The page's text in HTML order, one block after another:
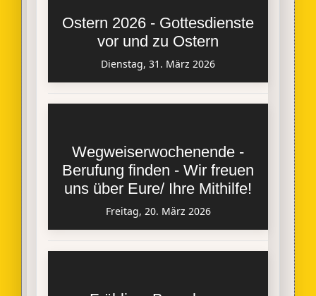
Ostern 2026 - Gottesdienste
vor und zu Ostern
Dienstag, 31. März 2026
Wegweiserwochenende -
Berufung finden - Wir freuen
uns über Eure/ Ihre Mithilfe!
Freitag, 20. März 2026